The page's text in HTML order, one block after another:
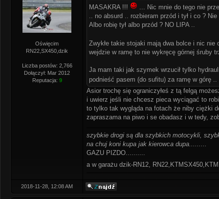
Oświęcim
RN22,SX450,dzik
Liczba postów: 2,766
Dołączył: Mar 2012
Reputacja: 9
MASAKRA !!!
... Nic mnie do tego nie
.. no absurd .. rozbieram przód i tył i co ?
Albo robię tył albo przód ? NO LIPA ..
Zwykłe takie stojaki mają dwa bolce i nic
wejdzie w ramę to nie wykręcę górnej
Ja mam taki jak szymek wrzucił tylko
podnieść pasem (do sufitu) za ramę w górę
Asior trochę się ograniczyłeś z tą felgą
i uwierz jeśli nie chcesz pieca wyciągać to
to tylko tak wygląda na fotach że niby ciężki
zapraszama na piwo i se obadasz i w tedy,
szybkie drogi są dla szybkich motocykli,
na chuj koni kupa jak kierowca dupa.........
GAZU PIZDO..........
a w garażu dzik-RN12,
2018-11-28, 12:08 AM